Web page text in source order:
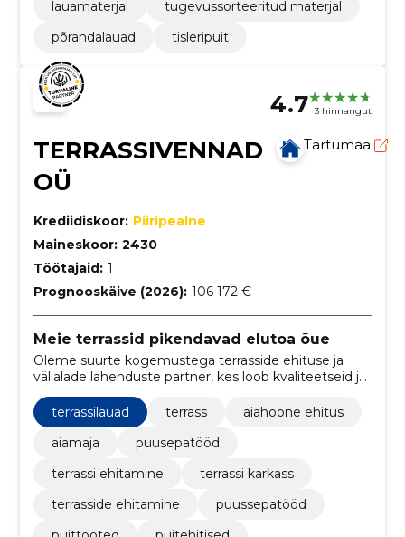
lauamaterjal
tugevussorteeritud materjal
põrandalauad
tisleripuit
4.7 3 hinnangut
TERRASSIVENNAD
OÜ
Tartumaa
Krediidiskoor: Piiripealne
Maineskoor: 2430
Töötajaid: 1
Prognooskäive (2026): 106 172 €
Meie terrassid pikendavad elutoa õue
Oleme suurte kogemustega terrasside ehituse ja
välialade lahenduste partner, kes loob kvaliteetseid ja
vastupidavaid terrasse kodudele ning ettevõtete
terrassilauad
terrass
aiahoone ehitus
aiamaja
puusepatööd
terrassi ehitamine
terrassi karkass
terrasside ehitamine
puussepatööd